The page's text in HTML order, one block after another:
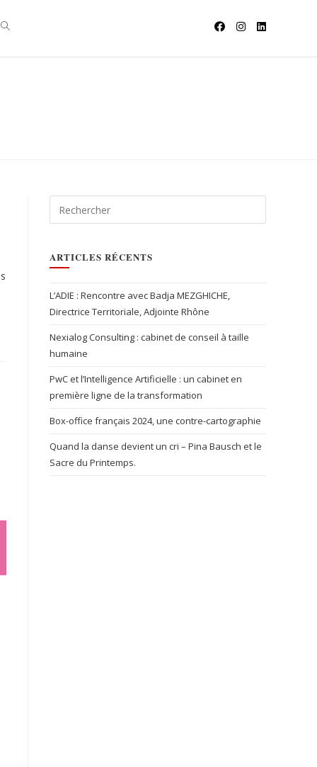
ARTICLES RÉCENTS
L’ADIE : Rencontre avec Badja MEZGHICHE,
Directrice Territoriale, Adjointe Rhône
Nexialog Consulting : cabinet de conseil à taille
humaine
PwC et l’Intelligence Artificielle : un cabinet en
première ligne de la transformation
Box-office français 2024, une contre-cartographie
Quand la danse devient un cri – Pina Bausch et le
Sacre du Printemps.